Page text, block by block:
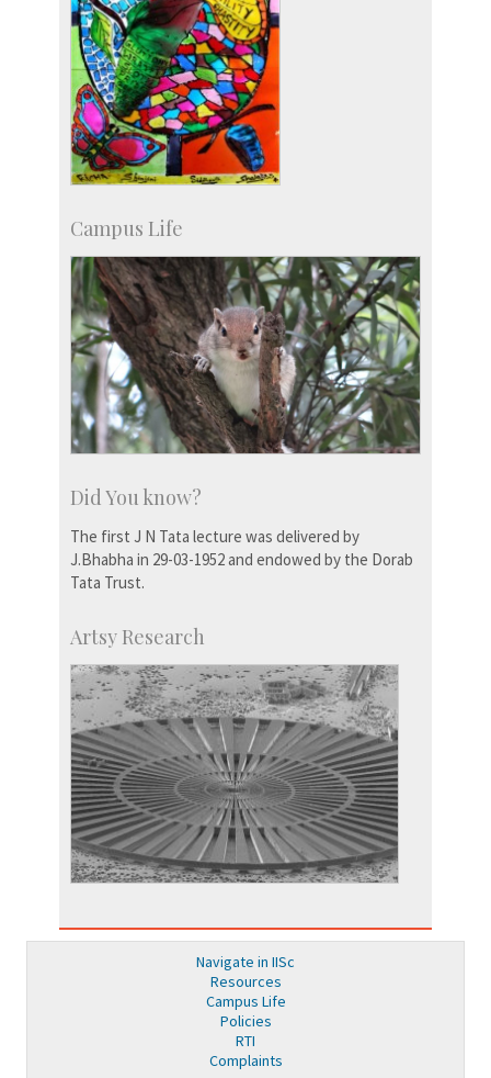
Campus Life
Did You know?
The first J N Tata lecture was delivered by
J.Bhabha in 29-03-1952 and endowed by the Dorab
Tata Trust.
Artsy Research
Navigate in IISc
Resources
Campus Life
Policies
RTI
Complaints